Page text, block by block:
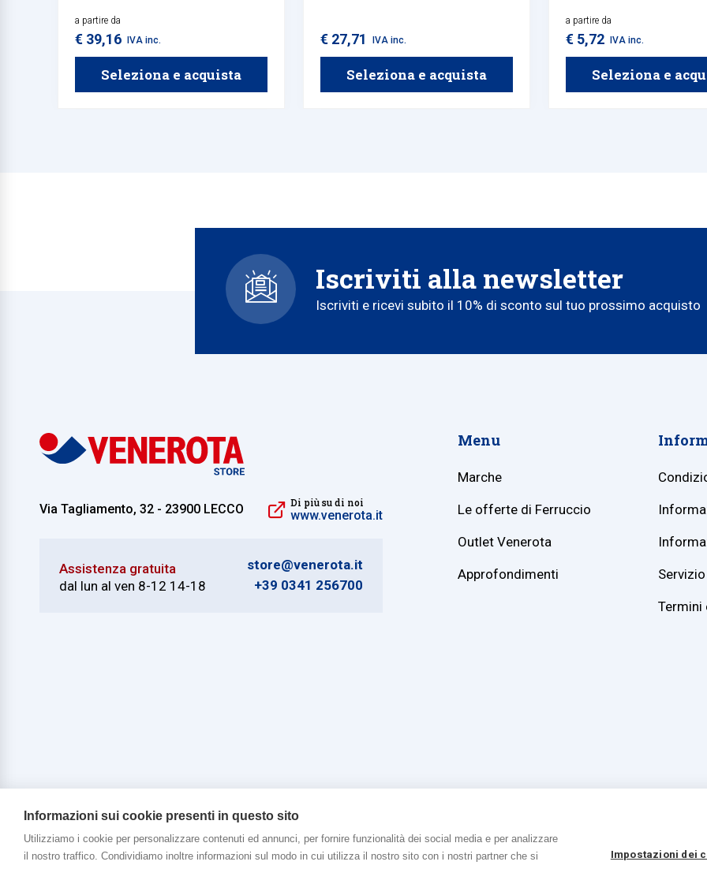
intonaco, calcestruzzo e gesso.
a partire da
€ 39,16 IVA inc.
Seleziona e acquista
HKL/2,HKL/3,HFKZ/4.
€ 27,71 IVA inc.
Seleziona e acquista
dall'umidità. Il sistema a
posizione permette di
vaporizzazione ampia a
gesto.
a partire da
€ 5,72 IVA inc.
Seleziona e
Iscriviti alla newsletter
Iscriviti e ricevi subito il 10% di sconto sul tuo prossimo acquisto
Via Tagliamento, 32 - 23900 LECCO Di più su di noi
www.venerota.it
Assistenza gratuita
dal lun al ven 8-12 14-18
store@venerota.it
+39 0341 256700
Menu
Marche
Le offerte di Ferruccio
Outlet Venerota
Approfondimenti
Termini
Copyright © 2026 Venerota Store. Tutti i diritti riservati P. IVA e Cod. Fiscale 01215890136 Registro imprese Lecco REA
Informazioni sui cookie presenti in questo sito
Utilizziamo i cookie per personalizzare contenuti ed annunci, per fornire funzionalità dei social media e per analizzare
il nostro traffico. Condividiamo inoltre informazioni sul modo in cui utilizza il nostro sito con i nostri partner che si
Impostazioni dei